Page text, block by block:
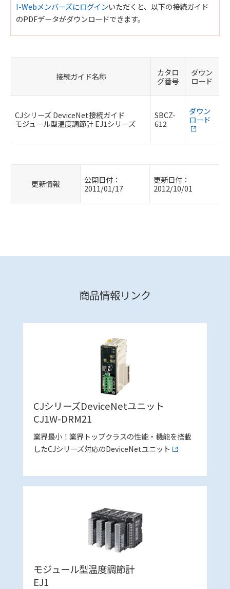
I-Webメンバーズにログインいただくと、以下の接続ガイド
のPDFデータがダウンロードできます。
接続ガイド名称
カタロ
グ番号
ダウン
ロード
CJシリーズ DeviceNet接続ガイド
モジュール型温度調節計 EJ1シリーズ
SBCZ-
612
ダウン
ロード
更新情報
公開日付：
2011/01/17
更新日付：
2012/10/01
商品情報リンク
CJシリーズDeviceNetユニット
CJ1W-DRM21
業界最小！業界トップクラスの性能・機能を搭載
したCJシリーズ対応のDeviceNetユニット
モジュール型温度調節計
EJ1